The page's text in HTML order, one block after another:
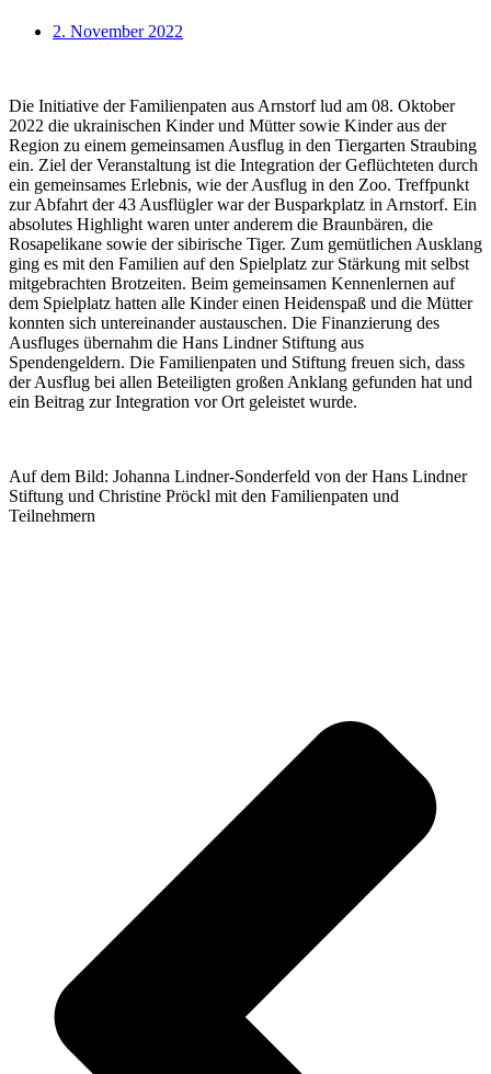
2. November 2022
Die Initiative der Familienpaten aus Arnstorf lud am 08. Oktober
2022 die ukrainischen Kinder und Mütter sowie Kinder aus der
Region zu einem gemeinsamen Ausflug in den Tiergarten Straubing
ein. Ziel der Veranstaltung ist die Integration der Geflüchteten durch
ein gemeinsames Erlebnis, wie der Ausflug in den Zoo. Treffpunkt
zur Abfahrt der 43 Ausflügler war der Busparkplatz in Arnstorf. Ein
absolutes Highlight waren unter anderem die Braunbären, die
Rosapelikane sowie der sibirische Tiger. Zum gemütlichen Ausklang
ging es mit den Familien auf den Spielplatz zur Stärkung mit selbst
mitgebrachten Brotzeiten. Beim gemeinsamen Kennenlernen auf
dem Spielplatz hatten alle Kinder einen Heidenspaß und die Mütter
konnten sich untereinander austauschen. Die Finanzierung des
Ausfluges übernahm die Hans Lindner Stiftung aus
Spendengeldern. Die Familienpaten und Stiftung freuen sich, dass
der Ausflug bei allen Beteiligten großen Anklang gefunden hat und
ein Beitrag zur Integration vor Ort geleistet wurde.
Auf dem Bild: Johanna Lindner-Sonderfeld von der Hans Lindner
Stiftung und Christine Pröckl mit den Familienpaten und
Teilnehmern